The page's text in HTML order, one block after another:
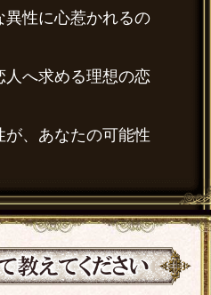
異性に心惹かれるの
人へ求める理想の恋
が、あなたの可能性